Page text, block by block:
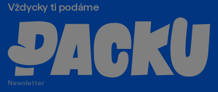
Vždycky ti podáme
Newsletter